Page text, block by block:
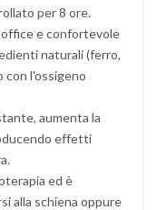
per 8 ore.
e confortevole
naturali (ferro,
con l'ossigeno
aumenta la
effetti
ed è
alla schiena oppure